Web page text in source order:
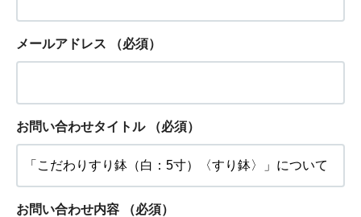
メールアドレス （必須）
お問い合わせタイトル （必須）
お問い合わせ内容 （必須）